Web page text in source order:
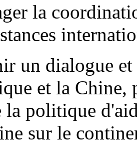
la
un dialogue
et la Chine,
la politique
sur le